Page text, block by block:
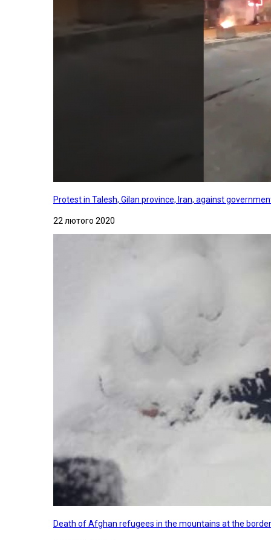
Protest in Talesh, Gilan province, Iran, against
22 лютого 2020
Death of Afghan refugees in the mountains at the